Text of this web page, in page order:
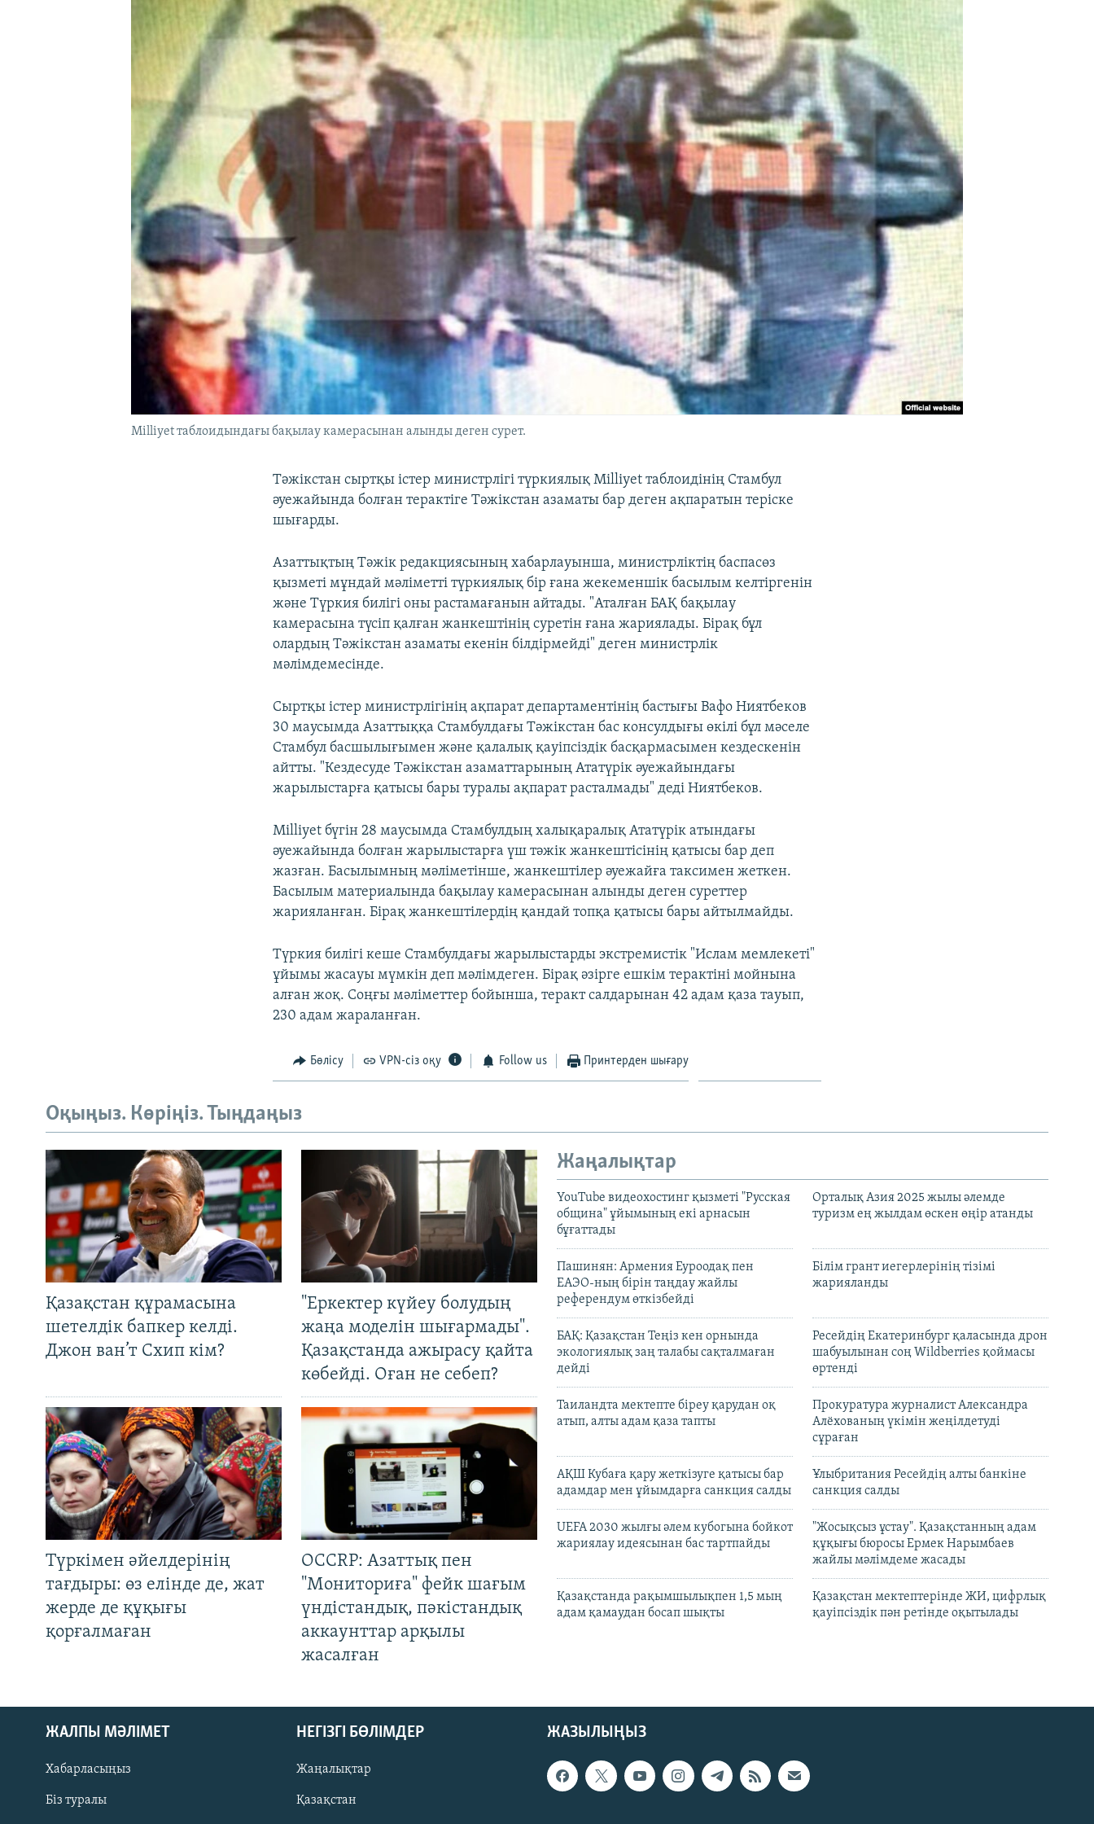
Milliyet таблоидындағы бақылау камерасынан алынды деген сурет.
Тәжікстан сыртқы істер министрлігі түркиялық Milliyet таблоидінің Стамбул
әуежайында болған терактіге Тәжікстан азаматы бар деген ақпаратын теріске
шығарды.
Азаттықтың Тәжік редакциясының хабарлауынша, министрліктің баспасөз
қызметі мұндай мәліметті түркиялық бір ғана жекеменшік басылым келтіргенін
және Түркия билігі оны растамағанын айтады. "Аталған БАҚ бақылау
камерасына түсіп қалған жанкештінің суретін ғана жариялады. Бірақ бұл
олардың Тәжікстан азаматы екенін білдірмейді" деген министрлік
мәлімдемесінде.
Сыртқы істер министрлігінің ақпарат департаментінің бастығы Вафо Ниятбеков
30 маусымда Азаттыққа Стамбулдағы Тәжікстан бас консулдығы өкілі бұл мәселе
Стамбул басшылығымен және қалалық қауіпсіздік басқармасымен кездескенін
айтты. "Кездесуде Тәжікстан азаматтарының Ататүрік әуежайындағы
жарылыстарға қатысы бары туралы ақпарат расталмады" деді Ниятбеков.
Milliyet бүгін 28 маусымда Стамбулдың халықаралық Ататүрік атындағы
әуежайында болған жарылыстарға үш тәжік жанкештісінің қатысы бар деп
жазған. Басылымның мәліметінше, жанкештілер әуежайға таксимен жеткен.
Басылым материалында бақылау камерасынан алынды деген суреттер
жарияланған. Бірақ жанкештілердің қандай топқа қатысы бары айтылмайды.
Түркия билігі кеше Стамбулдағы жарылыстарды экстремистік "Ислам мемлекеті"
ұйымы жасауы мүмкін деп мәлімдеген. Бірақ әзірге ешкім терактіні мойнына
алған жоқ. Соңғы мәліметтер бойынша, теракт салдарынан 42 адам қаза тауып,
230 адам жараланған.
Бөлісу VPN-сіз оқу Follow us Принтерден шығару
Оқыңыз. Көріңіз. Тыңдаңыз
Қазақстан құрамасына
шетелдік бапкер келді.
Джон ван’т Схип кім?
"Еркектер күйеу болудың
жаңа моделін шығармады".
Қазақстанда ажырасу қайта
көбейді. Оған не себеп?
Түркімен әйелдерінің
тағдыры: өз елінде де, жат
жерде де құқығы
қорғалмаған
OCCRP: Азаттық пен
"Мониториға" фейк шағым
үндістандық, пәкістандық
аккаунттар арқылы
жасалған
Жаңалықтар
YouTube видеохостинг қызметі "Русская
община" ұйымының екі арнасын
бұғаттады
Орталық Азия 2025 жылы әлемде
туризм ең жылдам өскен өңір атанды
Пашинян: Армения Еуроодақ пен
ЕАЭО-ның бірін таңдау жайлы
референдум өткізбейді
Білім грант иегерлерінің тізімі
жарияланды
БАҚ: Қазақстан Теңіз кен орнында
экологиялық заң талабы сақталмаған
дейді
Ресейдің Екатеринбург қаласында дрон
шабуылынан соң Wildberries қоймасы
өртенді
Таиландта мектепте біреу қарудан оқ
атып, алты адам қаза тапты
Прокуратура журналист Александра
Алёхованың үкімін жеңілдетуді
сұраған
АҚШ Кубаға қару жеткізуге қатысы бар
адамдар мен ұйымдарға санкция салды
Ұлыбритания Ресейдің алты банкіне
санкция салды
UEFA 2030 жылғы әлем кубогына бойкот
жариялау идеясынан бас тартпайды
"Жосықсыз ұстау". Қазақстанның адам
құқығы бюросы Ермек Нарымбаев
жайлы мәлімдеме жасады
Қазақстанда рақымшылықпен 1,5 мың
адам қамаудан босап шықты
Қазақстан мектептерінде ЖИ, цифрлық
қауіпсіздік пән ретінде оқытылады
ЖАЗЫЛЫҢЫЗ
ЖАЛПЫ МӘЛІМЕТ
Хабарласыңыз
Біз туралы
НЕГІЗГІ БӨЛІМДЕР
Жаңалықтар
Қазақстан